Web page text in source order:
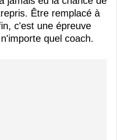
Être remplacé à
c'est une épreuve
quel coach.